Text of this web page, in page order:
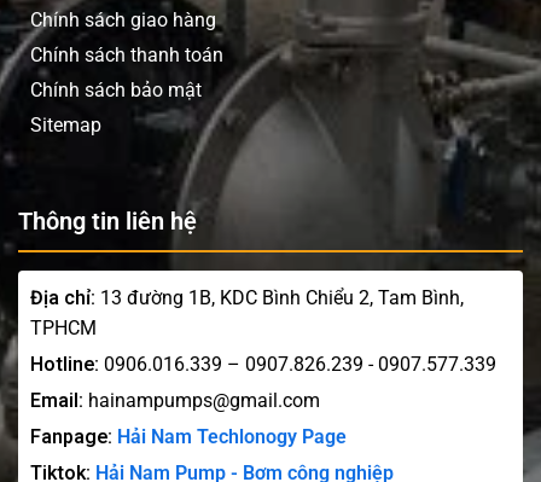
Chính sách giao hàng
Chính sách thanh toán
Chính sách bảo mật
Sitemap
Thông tin liên hệ
Địa chỉ: 13 đường 1B, KDC Bình Chiểu 2, Tam Bình,
TPHCM
Hotline: 0906.016.339 – 0907.826.239 - 0907.577.339
Email: hainampumps@gmail.com
Fanpage: Hải Nam Techlonogy Page
Tiktok: Hải Nam Pump - Bơm công nghiệp